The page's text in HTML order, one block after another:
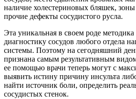
наличие холестериновых бляшек, зоны
прочие дефекты сосудистого русла.
Эта уникальная в своем роде
диагностику сосудов любого отдела
системы. Поэтому на сегодняшний
признана самым результативным
ее помощью врачи теперь могут с
выявить истину причину инсульта
найти источник боли, определить
сосудистых стенок.